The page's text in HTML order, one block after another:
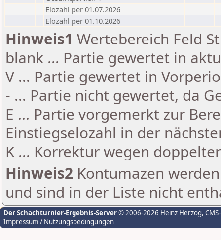
Elozahl per 01.07.2026
Elozahl per 01.10.2026
Hinweis1 Wertebereich Feld
blank ... Partie gewertet in
V ... Partie gewertet in
- ... Partie nicht gewertet, da
E ... Partie vorgemerkt zur
Einstiegselozahl in der
K ... Korrektur wegen
Hinweis2 Kontumazen
und sind in der Liste nicht
Der Schachturnier-Ergebnis-Server© 2006-2026 Heinz Herzog,
Impressum / Nutzungsbedingungen